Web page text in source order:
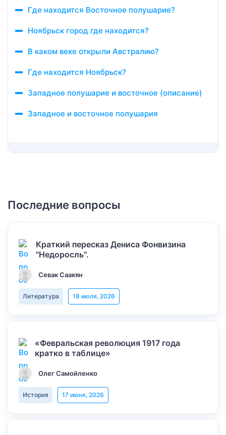
Где находится Восточное полушарие?
Ноябрьск город где находится?
В каком веке открыли Австралию?
Где находится Ноябрьск?
Западное полушарие и восточное (описание)
Западное и восточное полушария
Последние вопросы
Краткий пересказ Дениса Фонвизина
"Недоросль".
Севак Саакян
Литература 18 июля, 2026
«Февральская революция 1917 года
кратко в таблице»
Олег Самойленко
История 17 июня, 2026